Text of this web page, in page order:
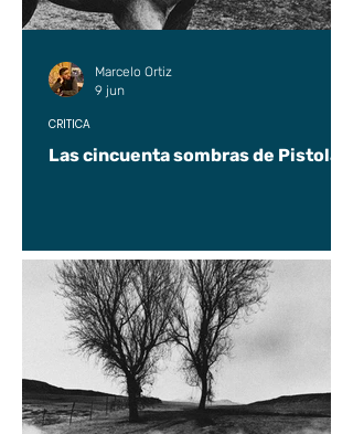
Las cincuenta sombras de Pistolas
CRÍTICA
Marcelo Ortiz
9 jun